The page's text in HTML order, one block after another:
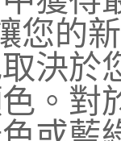
您的
決於
。對